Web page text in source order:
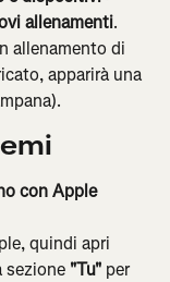
allenamenti.
allenamento di
apparirà una
con Apple
quindi apri
sezione "Tu" per